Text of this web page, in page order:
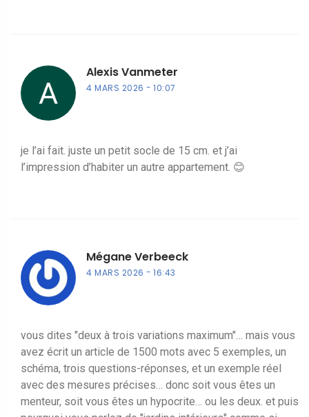
Alexis Vanmeter
4 MARS 2026 10:07
je l’ai fait. juste un petit socle de 15 cm. et j’ai
l’impression d’habiter un autre appartement. 😊
Mégane Verbeeck
4 MARS 2026 16:43
vous dites "deux à trois variations maximum"… mais vous
avez écrit un article de 1500 mots avec 5 exemples, un
schéma, trois questions-réponses, et un exemple réel
avec des mesures précises… donc soit vous êtes un
menteur, soit vous êtes un hypocrite… ou les deux. et puis